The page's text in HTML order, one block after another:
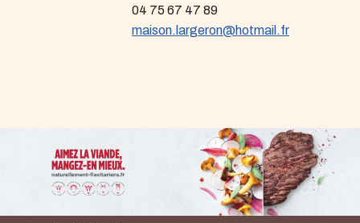
04 75 67 47 89
maison.largeron@hotmail.fr